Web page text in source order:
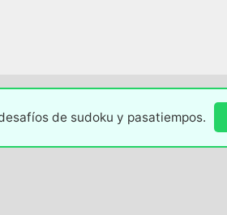
de sudoku y pasatiempos.